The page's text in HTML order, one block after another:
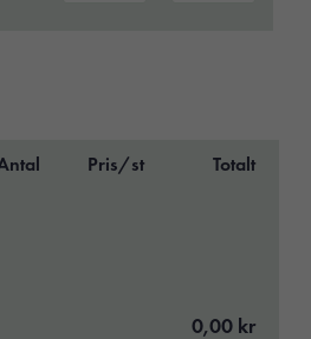
Pris/st Totalt
0,00 kr